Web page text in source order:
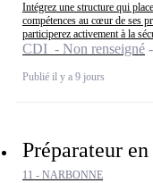
Intégrez une structure qui
compétences au cœur de ses
participerez activement à la
CDI - Non renseigné
Publié il y a 9 jours
Préparateur
11 - NARBONNE